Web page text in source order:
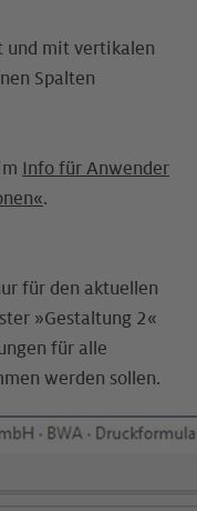
und mit vertikalen
Spalten
Info für Anwender
.
für den aktuellen
»Gestaltung 2«
für alle
werden sollen.